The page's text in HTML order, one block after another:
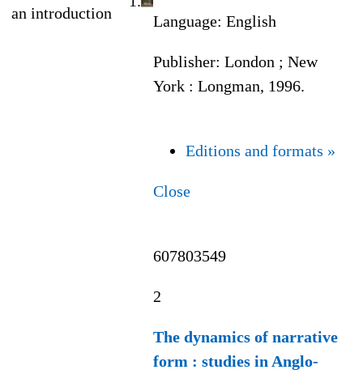
an introduction
Language: English
Publisher: London ; New
York : Longman, 1996.
Editions and formats »
Close
607803549
2
The dynamics of narrative
form : studies in Anglo-